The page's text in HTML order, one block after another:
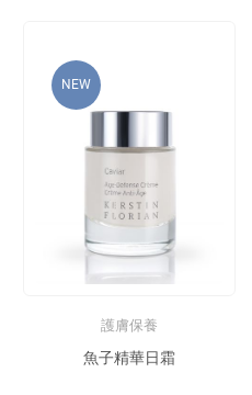
NEW
護膚保養
魚子精華日霜